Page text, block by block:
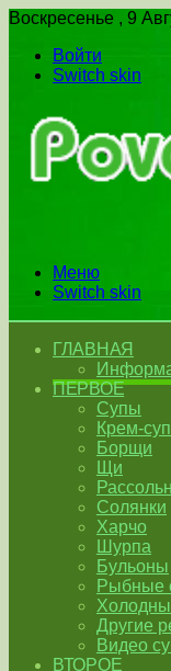
Воскресенье , 9
Войти
Switch skin
Меню
Switch skin
ГЛАВНАЯ
ПЕРВОЕ
Супы
Крем-суп
Борщи
Щи
Солянки
Харчо
Шурпа
Бульоны
Рыбные
Другие
Видео
ВТОРОЕ